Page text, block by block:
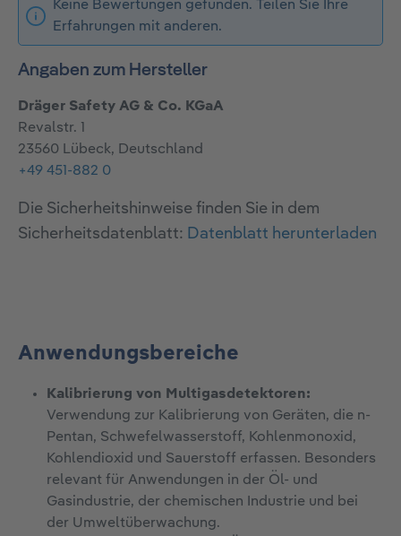
Keine Bewertungen gefunden. Teilen Sie Ihre
Erfahrungen mit anderen.
Angaben zum Hersteller
Dräger Safety AG & Co. KGaA
Revalstr. 1
23560 Lübeck, Deutschland
+49 451-882 0
Die Sicherheitshinweise finden Sie in dem
Sicherheitsdatenblatt: Datenblatt herunterladen
Anwendungsbereiche
Kalibrierung von Multigasdetektoren:
Verwendung zur Kalibrierung von Geräten, die n-
Pentan, Schwefelwasserstoff, Kohlenmonoxid,
Kohlendioxid und Sauerstoff erfassen. Besonders
relevant für Anwendungen in der Öl- und
Gasindustrie, der chemischen Industrie und bei
der Umweltüberwachung.